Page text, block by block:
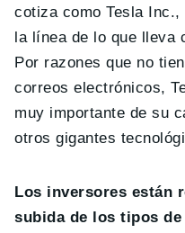
cotiza como Tesla
la línea de lo que lleva
Por razones que no
correos electrónicos,
muy importante de su
otros gigantes
Los inversores están
subida de los tipos